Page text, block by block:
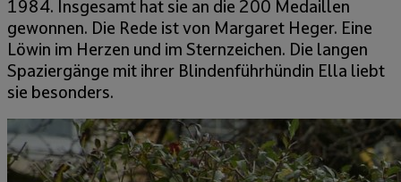
1984. Insgesamt hat sie an die 200 Medaillen
gewonnen. Die Rede ist von Margaret Heger. Eine
Löwin im Herzen und im Sternzeichen. Die langen
Spaziergänge mit ihrer Blindenführhündin Ella liebt
sie besonders.